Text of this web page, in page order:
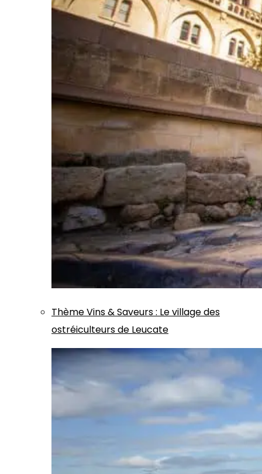
ThèmeVins & Saveurs: Le village des
ostréiculteurs de Leucate